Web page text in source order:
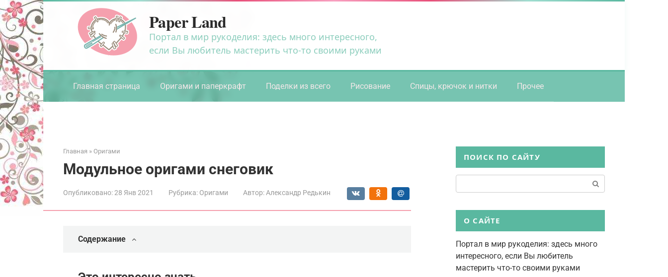
Перейти
к
контенту
Paper Land
Портал в мир рукоделия: здесь много интересного,
если Вы любитель мастерить что-то своими руками
Главная страница Оригами и паперкрафт Поделки из всего Рисование Спицы, крючок и нитки Прочее
Главная » Оригами
Модульное оригами снеговик
Опубликовано:28 Янв 2021 Рубрика: Оригами Автор: Александр Редькин
Содержание
ПОИСК ПО САЙТУ
О САЙТЕ
Портал в мир рукоделия: здесь много
интересного, если Вы любитель
мастерить что-то своими руками